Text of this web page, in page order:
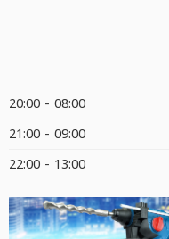
08:00 - 20:00
09:00 - 21:00
13:00 - 22:00